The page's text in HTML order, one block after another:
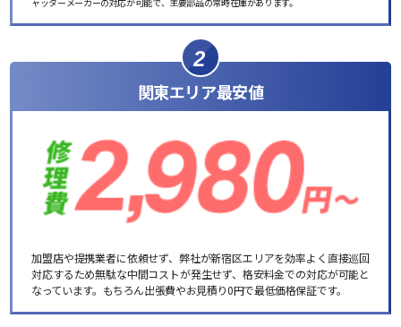
2
関東エリア最安値
加盟店や提携業者に依頼せず、弊社が新宿区エリアを効率よく直接巡回
対応するため無駄な中間コストが発生せず、格安料金での対応が可能と
なっています。もちろん出張費やお見積り0円で最低価格保証です。